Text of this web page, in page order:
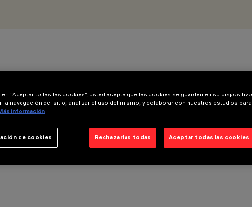
en “Aceptar todas las cookies”, usted acepta que las cookies se guarden en su dispositivo
la navegación del sitio, analizar el uso del mismo, y colaborar con nuestros estudios para
información
Rechazarlas todas Aceptar todas las cookies
de cookies